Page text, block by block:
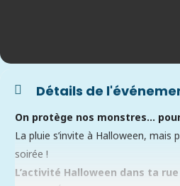
Détails de
On protège nos monstres…
La pluie s’invite à Halloween, mais
soirée !
L’activité Halloween dans ta